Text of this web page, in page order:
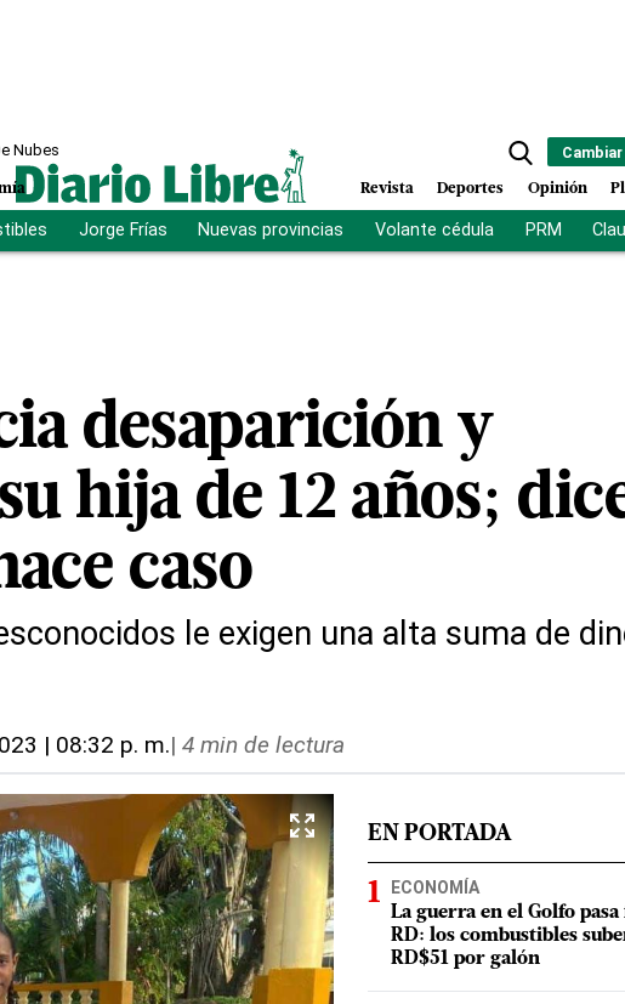
Nubes
Revista Deportes Opinión
Jorge Frías Nuevas provincias Volante cédula PRM
desaparición y
hija de 12 años;
caso
le exigen una alta suma de
| 08:32 p. m.| 4 min de lectura
EN PORTADA
ECONOMÍA
La guerra en el Golfo pasa
RD: los combustibles
RD$51 por galón